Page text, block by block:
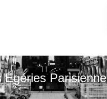
Égéries Parisienne